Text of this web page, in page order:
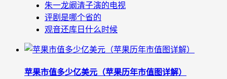
朱一龙阚清子演的电视
评剧是哪个省的
观音还库日什么时候
苹果市值多少亿美元（苹果历年市值图详解）